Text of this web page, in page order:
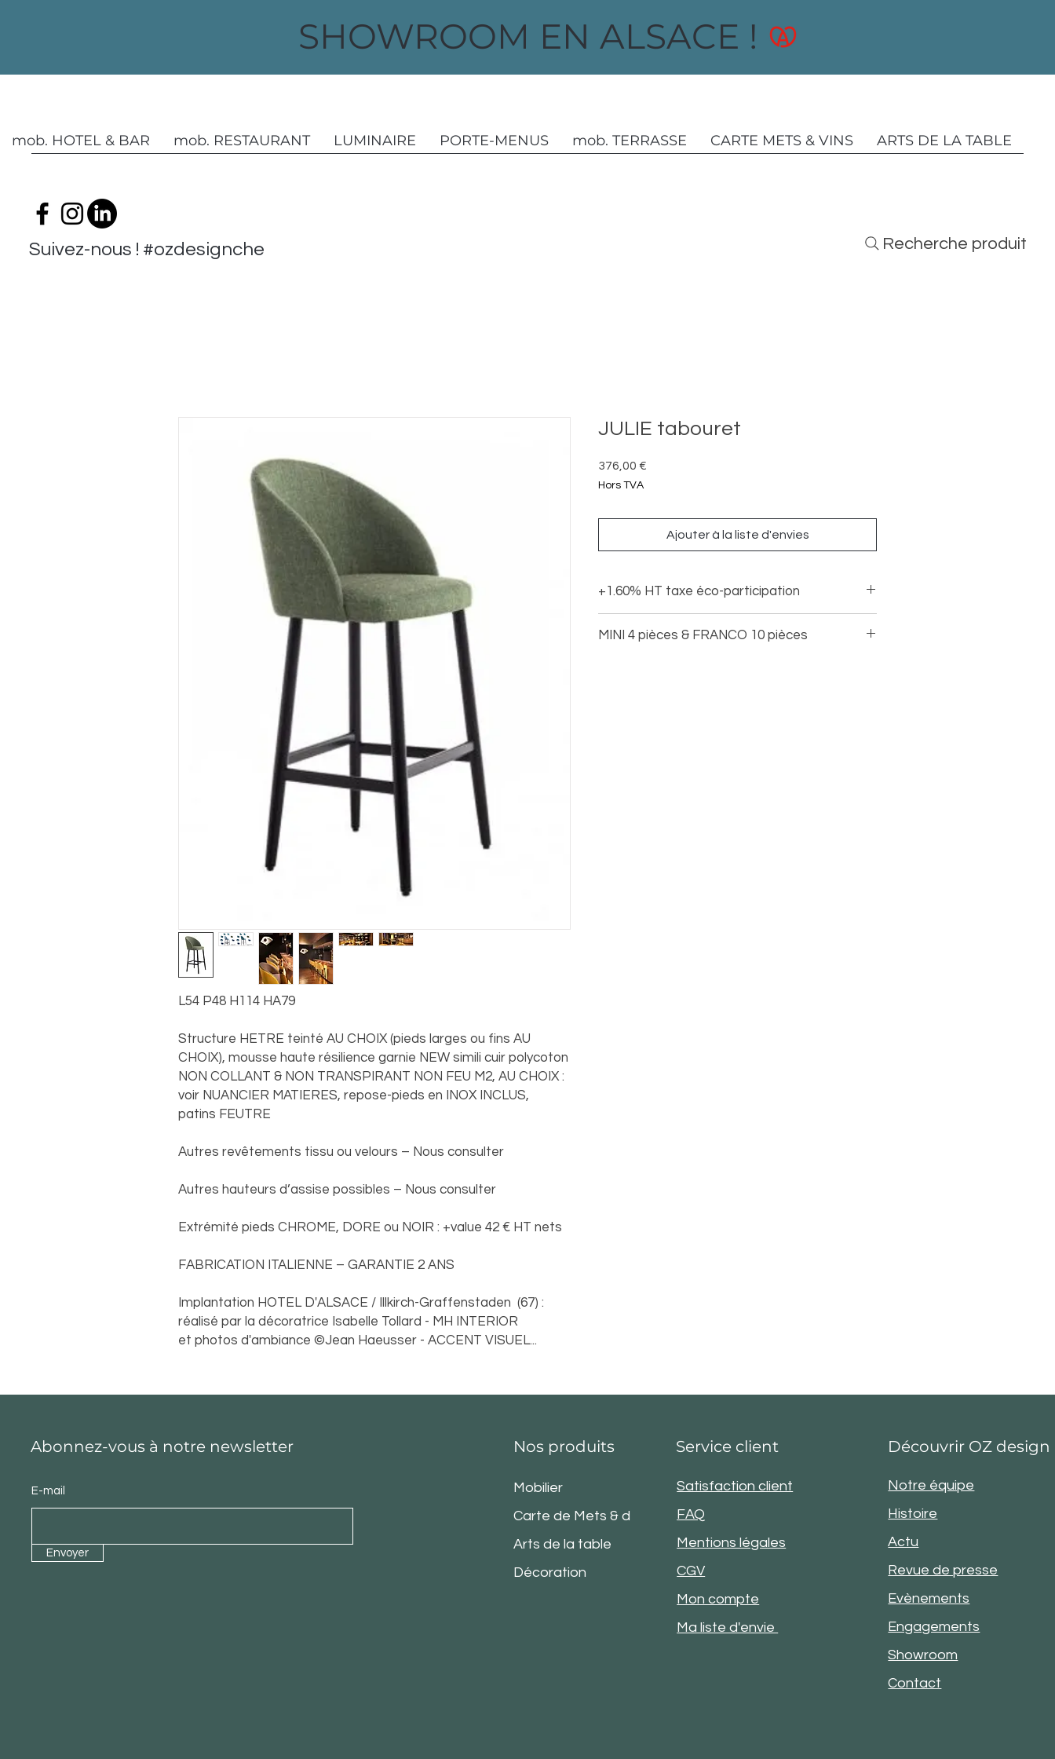
SHOWROOM EN ALSACE !
Suivez-nous ! #ozdesignchezvous
mob. HOTEL & BAR mob. RESTAURANT LUMINAIRE PORTE-MENUS mob. TERRASSE CARTE METS & VINS ARTS DE LA TABLE
Recherche produit
L54 P48 H114 HA79
Structure HETRE teinté AU CHOIX (pieds larges ou fins AU
CHOIX), mousse haute résilience garnie NEW simili cuir polycoton
NON COLLANT & NON TRANSPIRANT NON FEU M2, AU CHOIX :
voir NUANCIER MATIERES, repose-pieds en INOX INCLUS,
patins FEUTRE
Autres revêtements tissu ou velours – Nous consulter
Autres hauteurs d’assise possibles – Nous consulter
Extrémité pieds CHROME, DORE ou NOIR : +value 42 € HT nets
FABRICATION ITALIENNE – GARANTIE 2 ANS
Implantation HOTEL D'ALSACE / Illkirch-Graffenstaden (67) :
réalisé par la décoratrice Isabelle Tollard - MH INTERIOR
et photos d'ambiance ©Jean Haeusser - ACCENT VISUEL...
JULIE tabouret
376,00 €
Hors TVA
Ajouter à la liste d'envies
+1.60% HT taxe éco-participation
MINI 4 pièces & FRANCO 10 pièces
Abonnez-vous à notre newsletter
E-mail
Envoyer
Nos produits
Mobilier
Carte de Mets & de Vins
Arts de la table
Décoration
Service client
Satisfaction client
FAQ
Mentions légales
CGV
Mon compte
Ma liste d'envie
Découvrir OZ design
Notre équipe
Histoire
Actu
Revue de presse
Evènements
Engagements
Showroom
Contact